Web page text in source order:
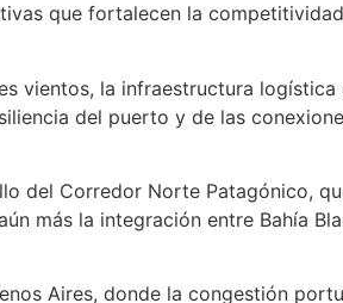
que fortalecen la
vientos, la infraestructura
del puerto y de las
del Corredor Norte Patagónico,
más la integración entre Bahía
Aires, donde la congestión